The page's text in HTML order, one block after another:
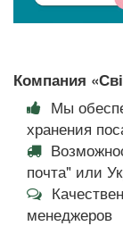
Компания
Мы
хранения
почта" или
менеджеров